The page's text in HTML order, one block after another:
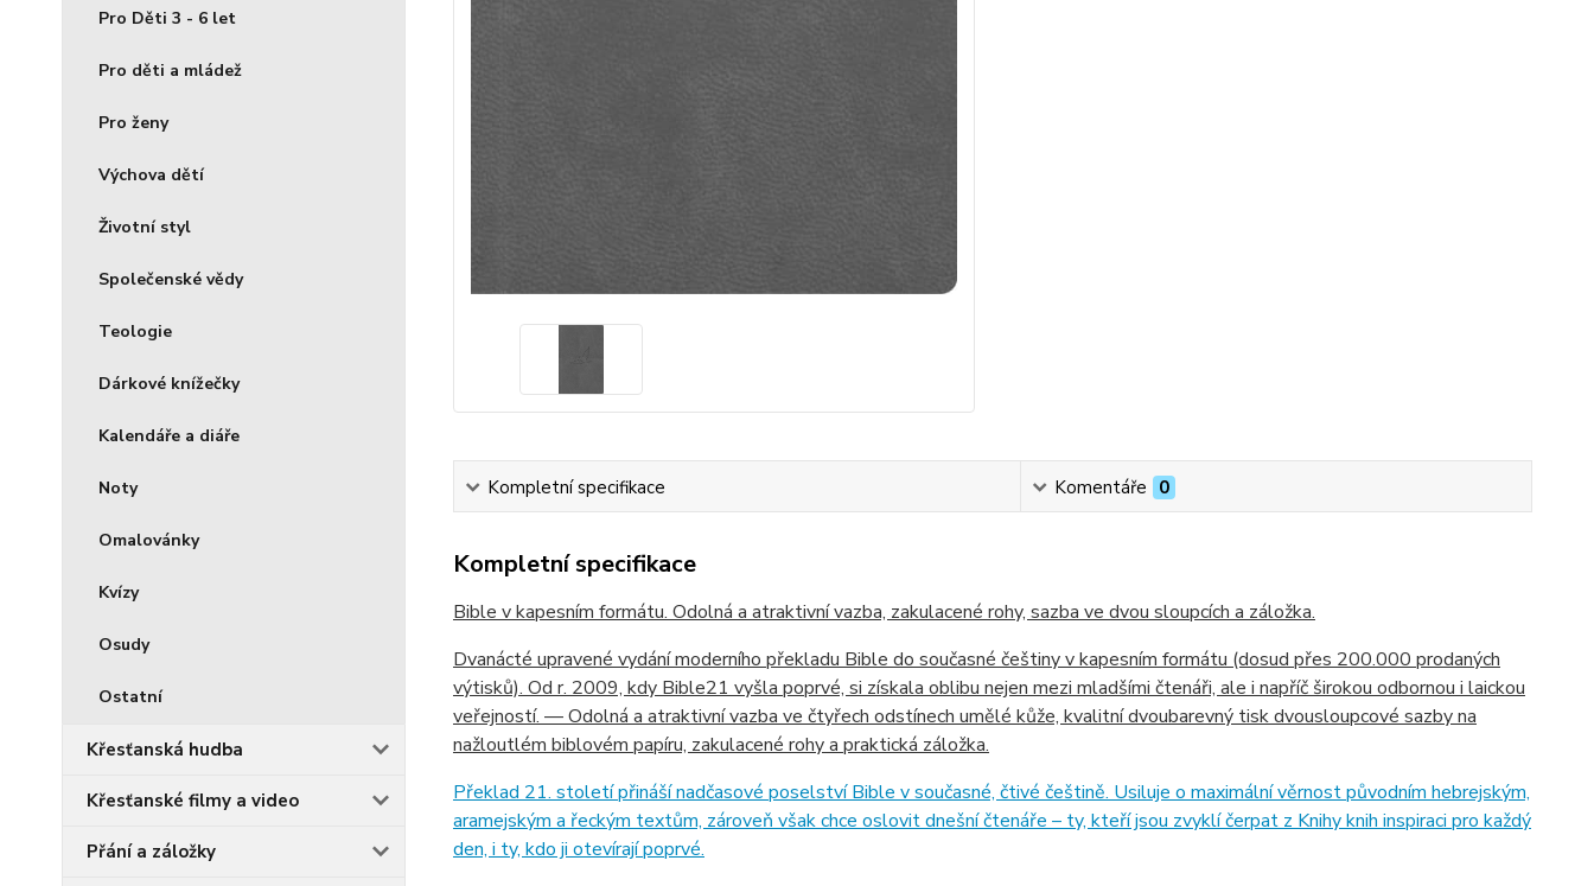
Pro Děti 3 - 6 let
Pro děti a mládež
Pro ženy
Výchova dětí
Životní styl
Společenské vědy
Teologie
Dárkové knížečky
Kalendáře a diáře
Noty
Omalovánky
Kvízy
Osudy
Ostatní
Křesťanská hudba
Křesťanské filmy a video
Přání a záložky
Kompletní specifikace Komentáře 0
Kompletní specifikace
Bible v kapesním formátu. Odolná a atraktivní vazba, zakulacené rohy, sazba ve dvou sloupcích a záložka.
Dvanácté upravené vydání moderního překladu Bible do současné češtiny v kapesním formátu (dosud přes 200.000 prodaných
výtisků). Od r. 2009, kdy Bible21 vyšla poprvé, si získala oblibu nejen mezi mladšími čtenáři, ale i napříč širokou odbornou i laickou
veřejností. — Odolná a atraktivní vazba ve čtyřech odstínech umělé kůže, kvalitní dvoubarevný tisk dvousloupcové sazby na
nažloutlém biblovém papíru, zakulacené rohy a praktická záložka.
Překlad 21. století přináší nadčasové poselství Bible v současné, čtivé češtině. Usiluje o maximální věrnost původním hebrejským,
aramejským a řeckým textům, zároveň však chce oslovit dnešní čtenáře – ty, kteří jsou zvyklí čerpat z Knihy knih inspiraci pro každý
den, i ty, kdo ji otevírají poprvé.